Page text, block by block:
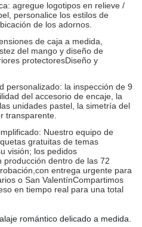
agregue logotipos en relieve /
personalice los estilos de
de los adornos.
de caja a medida,
del mango y diseño de
protectoresDiseño y
personalizado: la inspección de 9
del accesorio de encaje, la
unidades pastel, la simetría del
transparente.
Nuestro equipo de
gratuitas de temas
visión; los pedidos
producción dentro de las 72
entrega urgente para
o San ValentínCompartimos
en tiempo real para una total
romántico delicado a medida.